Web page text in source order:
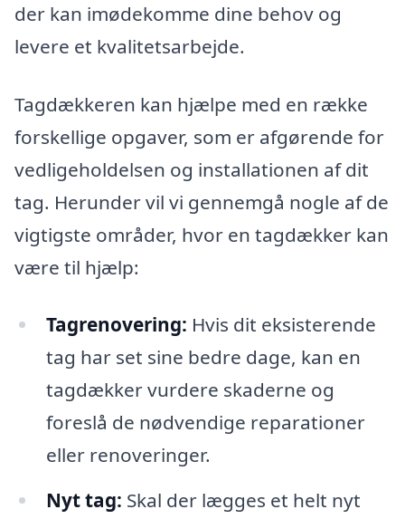
der kan imødekomme dine behov og
levere et kvalitetsarbejde.
Tagdækkeren kan hjælpe med en række
forskellige opgaver, som er afgørende for
vedligeholdelsen og installationen af dit
tag. Herunder vil vi gennemgå nogle af de
vigtigste områder, hvor en tagdækker kan
være til hjælp:
Tagrenovering: Hvis dit eksisterende
tag har set sine bedre dage, kan en
tagdækker vurdere skaderne og
foreslå de nødvendige reparationer
eller renoveringer.
Nyt tag: Skal der lægges et helt nyt